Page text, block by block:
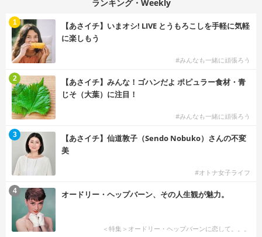
ランキング・Weekly
【あさイチ】いまオシ! LIVE とうもろこしを手軽に気軽
に楽しもう
#みんなも一緒に頑張ろう
1
【あさイチ】みんな！ゴハンだよ ポピュラー食材・青
じそ（大葉）に注目！
#みんなも一緒に頑張ろう
2
【あさイチ】仙道敦子（Sendo Nobuko）さんの不変
美
#オトナ女子ライフ
3
オードリー・ヘップバーン、その人生観が魅力。
＜特集＞オードリー・ヘップバーンに恋して。。。
4